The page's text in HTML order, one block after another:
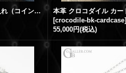
本革 クロコダイル 小銭入れ（コインケース） 黒 クロコ キーケース キーリング付き
[crocodile-bk-cardcase]
55,000円(税込)